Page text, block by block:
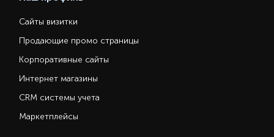
Сайты визитки
Продающие промо страницы
Корпоративные сайты
Интернет магазины
CRM системы учета
Маркетплейсы